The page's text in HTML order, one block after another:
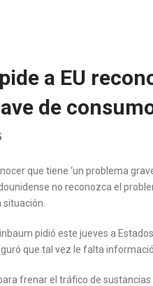
a EU
de
que tiene ‘un problema
no reconozca el
pidió este jueves a
que tal vez le falta
frenar el tráfico de